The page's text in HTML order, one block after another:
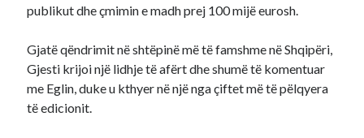
publikut dhe çmimin e madh prej 100 mijë eurosh.
Gjatë qëndrimit në shtëpinë më të famshme në Shqipëri,
Gjesti krijoi një lidhje të afërt dhe shumë të komentuar
me Eglin, duke u kthyer në një nga çiftet më të pëlqyera
të edicionit.